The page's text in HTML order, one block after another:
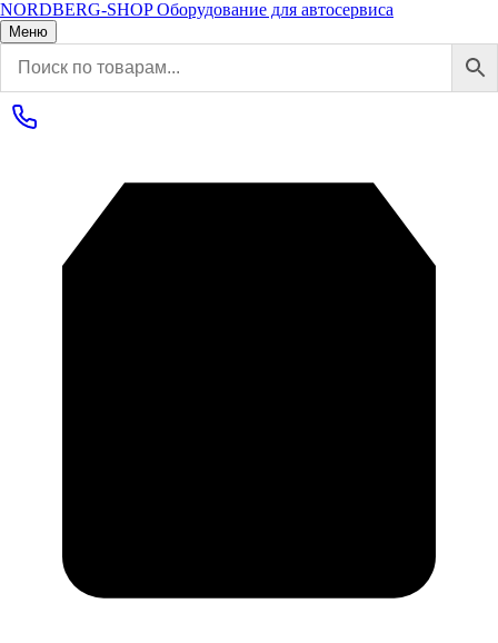
NORDBERG-SHOP Оборудование для автосервиса
Меню